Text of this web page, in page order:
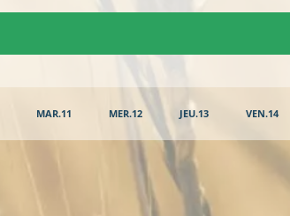
MAR.11 MER.12 JEU.13 VEN.14